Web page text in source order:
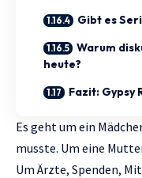
Gibt es
Warum
heute?
Fazit: Gypsy
Es geht um ein
musste. Um eine
Um Ärzte, Spenden,